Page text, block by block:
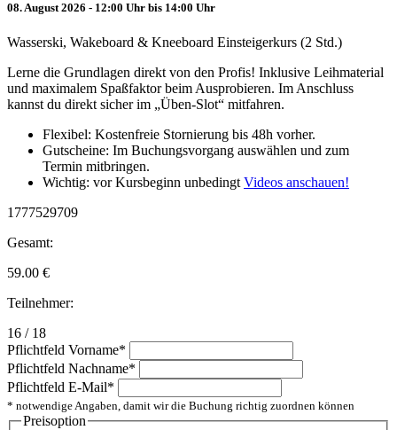
08. August 2026 - 12:00 Uhr bis 14:00 Uhr
Wasserski, Wakeboard & Kneeboard Einsteigerkurs (2 Std.)
Lerne die Grundlagen direkt von den Profis! Inklusive Leihmaterial
und maximalem Spaßfaktor beim Ausprobieren. Im Anschluss
kannst du direkt sicher im „Üben-Slot“ mitfahren.
Flexibel: Kostenfreie Stornierung bis 48h vorher.
Gutscheine: Im Buchungsvorgang auswählen und zum
Termin mitbringen.
Wichtig: vor Kursbeginn unbedingt Videos anschauen!
1777529709
Gesamt:
59.00 €
Teilnehmer:
16 / 18
Pflichtfeld Vorname*
Pflichtfeld Nachname*
Pflichtfeld E-Mail*
* notwendige Angaben, damit wir die Buchung richtig zuordnen können
Preisoption